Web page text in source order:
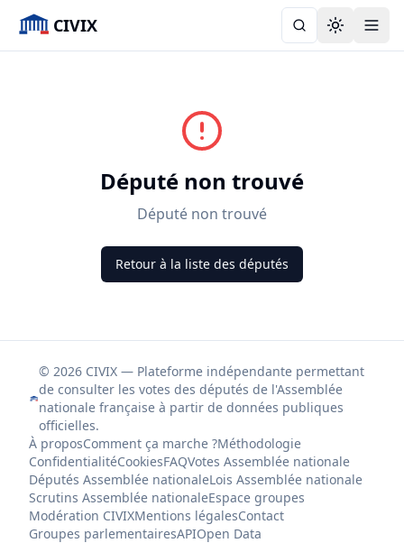
CIVIX Toggle
Député non trouvé
Député non trouvé
Retour à la liste des députés
© 2026 CIVIX — Plateforme indépendante permettant
de consulter les votes des députés de l'Assemblée
nationale française à partir de données publiques
officielles.
À proposComment ça marche ?Méthodologie
ConfidentialitéCookiesFAQVotes Assemblée nationale
Députés Assemblée nationaleLois Assemblée nationale
Scrutins Assemblée nationaleEspace groupes
Modération CIVIXMentions légalesContact
Groupes parlementairesAPIOpen Data